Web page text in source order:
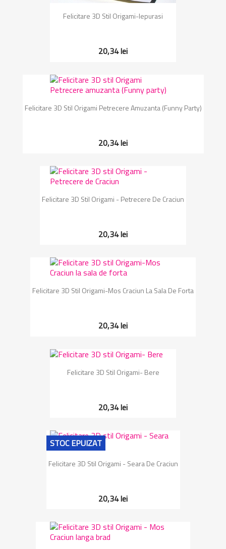
Felicitare 3D Stil Origami-Iepurasi
20,34 lei
Felicitare 3D Stil Origami Petrecere Amuzanta (Funny Party)
20,34 lei
Felicitare 3D Stil Origami - Petrecere De Craciun
20,34 lei
Felicitare 3D Stil Origami-Mos Craciun La Sala De Forta
20,34 lei
Felicitare 3D Stil Origami- Bere
20,34 lei
Felicitare 3D Stil Origami - Seara De Craciun
20,34 lei
STOC EPUIZAT